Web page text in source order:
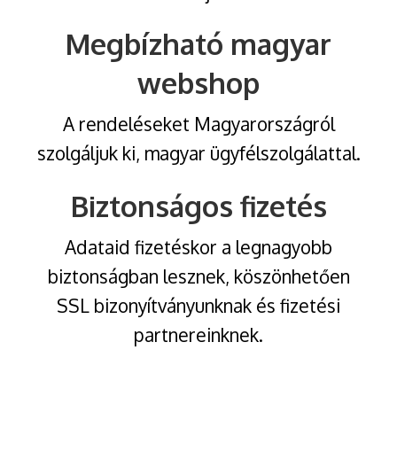
Megbízható magyar
webshop
A rendeléseket Magyarországról
szolgáljuk ki, magyar ügyfélszolgálattal.
Biztonságos fizetés
Adataid fizetéskor a legnagyobb
biztonságban lesznek, köszönhetően
SSL bizonyítványunknak és fizetési
partnereinknek.